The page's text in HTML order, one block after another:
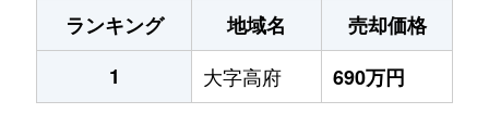
ランキング
地域名
売却価格
1
大字高府 690万円